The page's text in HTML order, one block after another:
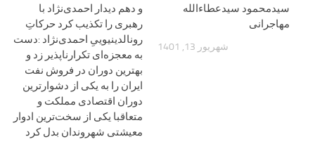
و دهم دیدار احمدی‌نژاد با
رهبری را تکذیب کرد حرکاتِ
رونالدینیوییِ احمدی‌نژاد :دست
به معجزه‌ای تکرارناپذیر زد و
بهترین دوران در فروش نفت
ایران را به یکی از دشوارترین
دوران اقتصادی مملکت و
متعاقبا یکی از سخت‌ترین ادوار
معیشتی شهروندان بدل کرد
سیدمحمود سیدعطاءالله
مهاجرانی
شهریور 13, 1401